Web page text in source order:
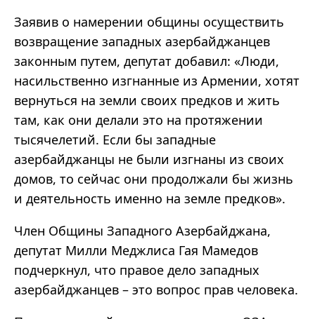
Заявив о намерении общины осуществить
возвращение западных азербайджанцев
законным путем, депутат добавил: «Люди,
насильственно изгнанные из Армении, хотят
вернуться на земли своих предков и жить
там, как они делали это на протяжении
тысячелетий. Если бы западные
азербайджанцы не были изгнаны из своих
домов, то сейчас они продолжали бы жизнь
и деятельность именно на земле предков».
Член Общины Западного Азербайджана,
депутат Милли Меджлиса Гая Мамедов
подчеркнул, что правое дело западных
азербайджанцев – это вопрос прав человека.